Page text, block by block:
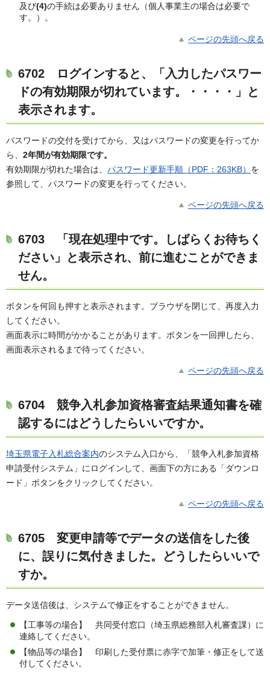
及び(4)の手続は必要ありません（個人事業主の場合は必要で
す。）。
ページの先頭へ戻る
6702 ログインすると、「入力したパスワー
ドの有効期限が切れています。・・・・」と
表示されます。
パスワードの交付を受けてから、又はパスワードの変更を行ってか
ら、 2年間が有効期限です。
有効期限が切れた場合は、 パスワード更新手順（PDF：263KB） を
参照して、パスワードの変更を行ってください。
ページの先頭へ戻る
6703 「現在処理中です。しばらくお待ちく
ださい」と表示され、前に進むことができま
せん。
ボタンを何回も押すと表示されます。ブラウザを閉じて、再度入力
してください。
画面表示に時間がかかることがあります。ボタンを一回押したら、
画面表示されるまで待ってください。
ページの先頭へ戻る
6704 競争入札参加資格審査結果通知書を確
認するにはどうしたらいいですか。
埼玉県電子入札総合案内のシステム入口から、「競争入札参加資格
申請受付システム」にログインして、画面下の方にある「ダウンロ
ード」ボタンをクリックしてください。
ページの先頭へ戻る
6705 変更申請等でデータの送信をした後
に、誤りに気付きました。どうしたらいいで
すか。
データ送信後は、システムで修正をすることができません。
【工事等の場合】 共同受付窓口（埼玉県総務部入札審査課）に
連絡してください。
【物品等の場合】 印刷した受付票に赤字で加筆・修正をして送
付してください。